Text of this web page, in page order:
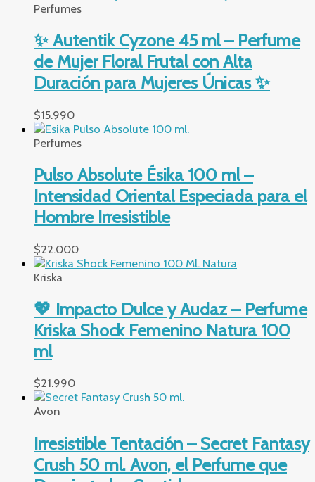
Perfumes
✨ Autentik Cyzone 45 ml – Perfume
de Mujer Floral Frutal con Alta
Duración para Mujeres Únicas ✨
$15.990
Perfumes
Pulso Absolute Ésika 100 ml –
Intensidad Oriental Especiada para el
Hombre Irresistible
$22.000
Kriska
💖 Impacto Dulce y Audaz – Perfume
Kriska Shock Femenino Natura 100
ml
$21.990
Avon
Irresistible Tentación – Secret Fantasy
Crush 50 ml. Avon, el Perfume que